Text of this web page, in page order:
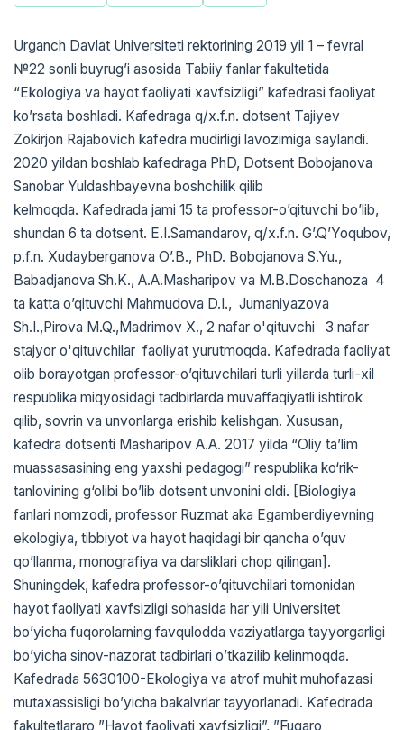
Urganch Davlat Universiteti rektorining 2019 yil 1 – fevral
№22 sonli buyrug’i asosida Tabiiy fanlar fakultetida
“Ekologiya va hayot faoliyati xavfsizligi” kafedrasi faoliyat
ko’rsata boshladi. Kafedraga q/x.f.n. dotsent Tajiyev
Zokirjon Rajabovich kafedra mudirligi lavozimiga saylandi.
2020 yildan boshlab kafedraga PhD, Dotsent Bobojanova
Sanobar Yuldashbayevna boshchilik qilib
kelmoqda. Kafedrada jami 15 ta professor-o’qituvchi bo’lib,
shundan 6 ta dotsent. E.I.Samandarov, q/x.f.n. G’.Q’Yoqubov,
p.f.n. Xudayberganova O’.B., PhD. Bobojanova S.Yu.,
Babadjanova Sh.K., A.A.Masharipov va M.B.Doschanoza 4
ta katta o’qituvchi Mahmudova D.I., Jumaniyazova
Sh.I.,Pirova M.Q.,Madrimov X., 2 nafar o'qituvchi 3 nafar
stajyor o'qituvchilar faoliyat yurutmoqda. Kafedrada faoliyat
olib borayotgan professor-o’qituvchilari turli yillarda turli-xil
respublika miqyosidagi tadbirlarda muvaffaqiyatli ishtirok
qilib, sovrin va unvonlarga erishib kelishgan. Xususan,
kafedra dotsenti Masharipov A.A. 2017 yilda “Oliy ta’lim
muassasasining eng yaxshi pedagogi” respublika ko‘rik-
tanlovining g‘olibi bo’lib dotsent unvonini oldi. [Biologiya
fanlari nomzodi, professor Ruzmat aka Egamberdiyevning
ekologiya, tibbiyot va hayot haqidagi bir qancha o’quv
qo’llanma, monografiya va darsliklari chop qilingan].
Shuningdek, kafedra professor-o’qituvchilari tomonidan
hayot faoliyati xavfsizligi sohasida har yili Universitet
bo’yicha fuqorolarning favqulodda vaziyatlarga tayyorgarligi
bo’yicha sinov-nazorat tadbirlari o’tkazilib kelinmoqda.
Kafedrada 5630100-Ekologiya va atrof muhit muhofazasi
mutaxassisligi bo’yicha bakalvrlar tayyorlanadi. Kafedrada
fakultetlararo ”Hayot faoliyati xavfsizligi”, ”Fuqaro